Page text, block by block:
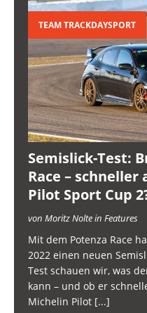
TEAM TRACKDAYSPORT
Semislick-Test:
Race –
Pilot Sport Cup
von Moritz Nolte in Features
Mit dem Potenza Race
2022 einen neuen
Test schauen wir, was
kann – und ob er
Michelin Pilot [...]